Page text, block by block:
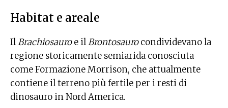
Habitat e areale
IlBrachiosauroe ilBrontosaurocondividevano la
regione storicamente semiarida conosciuta
come Formazione Morrison, che attualmente
contiene il terreno più fertile per i resti di
dinosauro in Nord America.